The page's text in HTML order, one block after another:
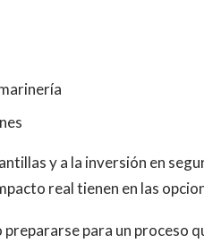
y a la inversión en
real tienen en las
para un proceso